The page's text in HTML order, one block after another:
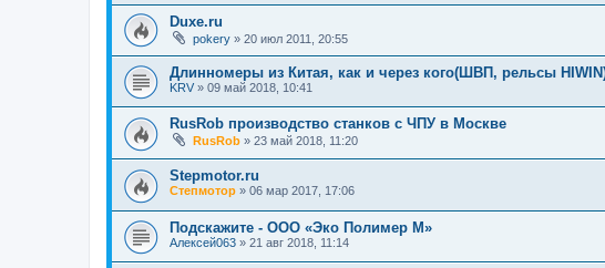
Duxe.ru
pokery » 20 июл 2011, 20:55
Длинномеры из Китая, как и через кого(ШВП, рельсы
KRV » 09 май 2018, 10:41
RusRob производство станков с ЧПУ в Москве
RusRob » 23 май 2018, 11:20
Stepmotor.ru
Степмотор » 06 мар 2017, 17:06
Подскажите - ООО «Эко Полимер М»
Алексей063 » 21 авг 2018, 11:14